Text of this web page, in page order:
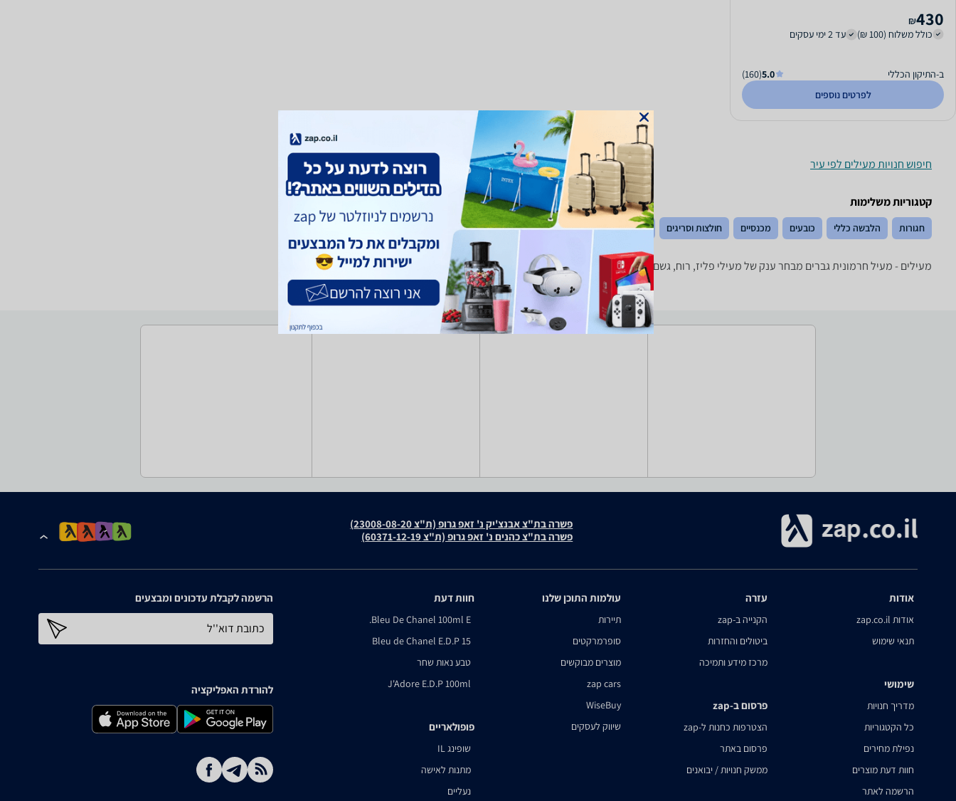
430
₪
כולל משלוח (100 ₪)
עד 2 ימי עסקים
ב-התיקון הכללי 5.0
(160)
לפרטים נוספים
חיפוש חנויות מעילים לפי עיר
קטגוריות משלימות
חגורות הלבשה כללי כובעים מכנסיים חולצות וסריגים נעליים בגדי ספורט
מעילים - ‏מעיל חרמונית ‏גברים מבחר ענק של מעילי פליז, רוח, גשם פוך וסקי של טובי המותגים: Columbia, Marmot, The North Face, Salewa ואחרים.
פשרה בת"צ אבנצ'יק נ' זאפ גרופ (ת"צ 23008-08-20)
פשרה בת"צ כהנים נ' זאפ גרופ (ת"צ 60371-12-19)
אודות
אודות zap.co.il
תנאי שימוש
שימושי
מדריך חנויות
כל הקטגוריות
נפילת מחירים
חוות דעת מוצרים
הרשמה לאתר
עזרה
הקנייה ב-zap
ביטולים והחזרות
מרכז מידע ותמיכה
פרסום ב-zap
הצטרפות כחנות ל-zap
פרסום באתר
ממשק חנויות / יבואנים
עולמות התוכן שלנו
תיירות
סופרמרקטים
מוצרים מבוקשים
zap cars
WiseBuy
שיווק לעסקים
חוות דעת
Bleu De Chanel 100ml E.
Bleu de Chanel E.D.P 15
טבע נאות שחר
J'Adore E.D.P 100ml
פופולאריים
שופינג IL
מתנות לאישה
נעליים
הרשמה לקבלת עדכונים ומבצעים
כתובת דוא''ל
להורדת האפליקציה